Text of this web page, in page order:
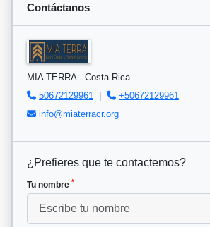
Contáctanos
MIA TERRA - Costa Rica
50672129961
|
+50672129961
info@miaterracr.org
¿Prefieres que te contactemos?
Tu nombre *